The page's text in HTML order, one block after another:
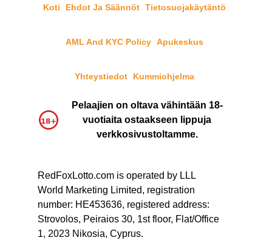
Koti Ehdot Ja Säännöt Tietosuojakäytäntö
AML And KYC Policy Apukeskus
Yhteystiedot Kummiohjelma
Pelaajien on oltava vähintään 18-
vuotiaita ostaakseen lippuja
verkkosivustoltamme.
RedFoxLotto.com is operated by LLL
World Marketing Limited, registration
number: HE453636, registered address:
Strovolos, Peiraios 30, 1st floor, Flat/Office
1, 2023 Nikosia, Cyprus.